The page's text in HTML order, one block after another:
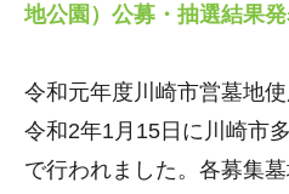
地公園）公募・抽選結果
令和元年度川崎市営墓地
令和2年1月15日に川崎市
で行われました。各募集